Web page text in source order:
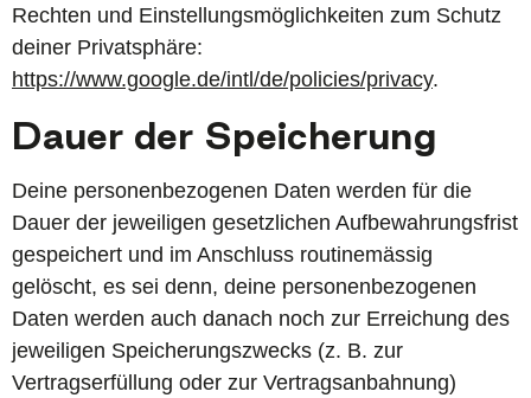
Rechten und Einstellungsmöglichkeiten zum Schutz
deiner Privatsphäre:
https://www.google.de/intl/de/policies/privacy.
Dauer der Speicherung
Deine personenbezogenen Daten werden für die
Dauer der jeweiligen gesetzlichen Aufbewahrungsfrist
gespeichert und im Anschluss routinemässig
gelöscht, es sei denn, deine personenbezogenen
Daten werden auch danach noch zur Erreichung des
jeweiligen Speicherungszwecks (z. B. zur
Vertragserfüllung oder zur Vertragsanbahnung)